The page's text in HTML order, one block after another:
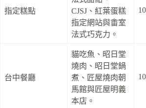
指定糕點
CJSJ、紅葉蛋糕
指定網站與畬室
法式巧克力。
台中餐廳
貓吃魚、昭日堂
燒肉、昭日堂鍋
煮、匠屋燒肉朝
馬館與匠屋明義
本店。